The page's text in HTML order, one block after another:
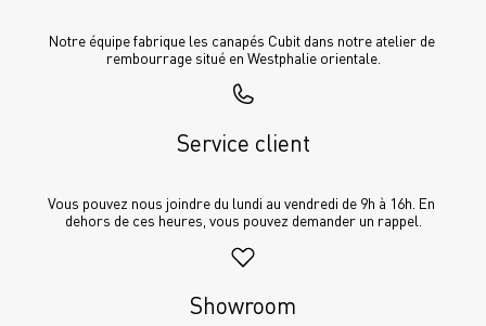
Notre équipe fabrique les canapés Cubit dans notre atelier de
rembourrage situé en Westphalie orientale.
Service client
Vous pouvez nous joindre du lundi au vendredi de 9h à 16h. En
dehors de ces heures, vous pouvez demander un rappel.
Showroom